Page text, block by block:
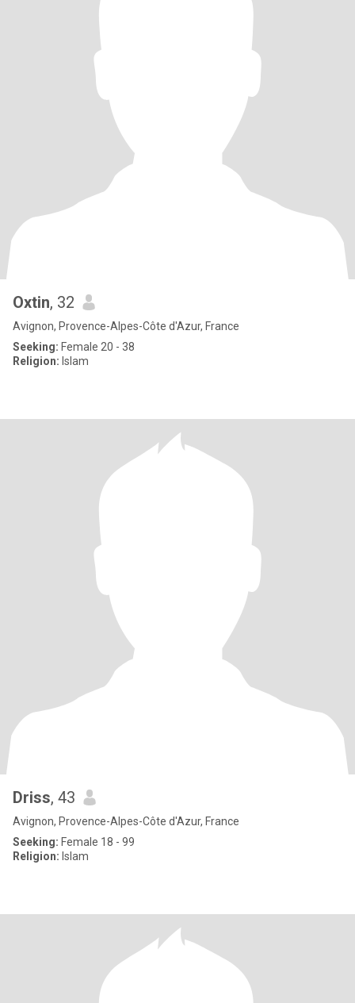
Oxtin, 32
Avignon, Provence-Alpes-Côte d'Azur, France
Seeking: Female 20 - 38
Religion: Islam
Driss, 43
Avignon, Provence-Alpes-Côte d'Azur, France
Seeking: Female 18 - 99
Religion: Islam